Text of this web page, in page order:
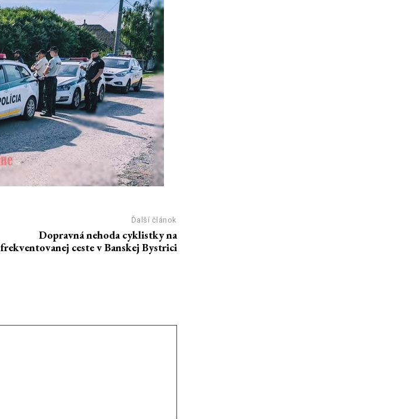
Ďalší článok
Dopravná nehoda cyklistky na
frekventovanej ceste v Banskej Bystrici